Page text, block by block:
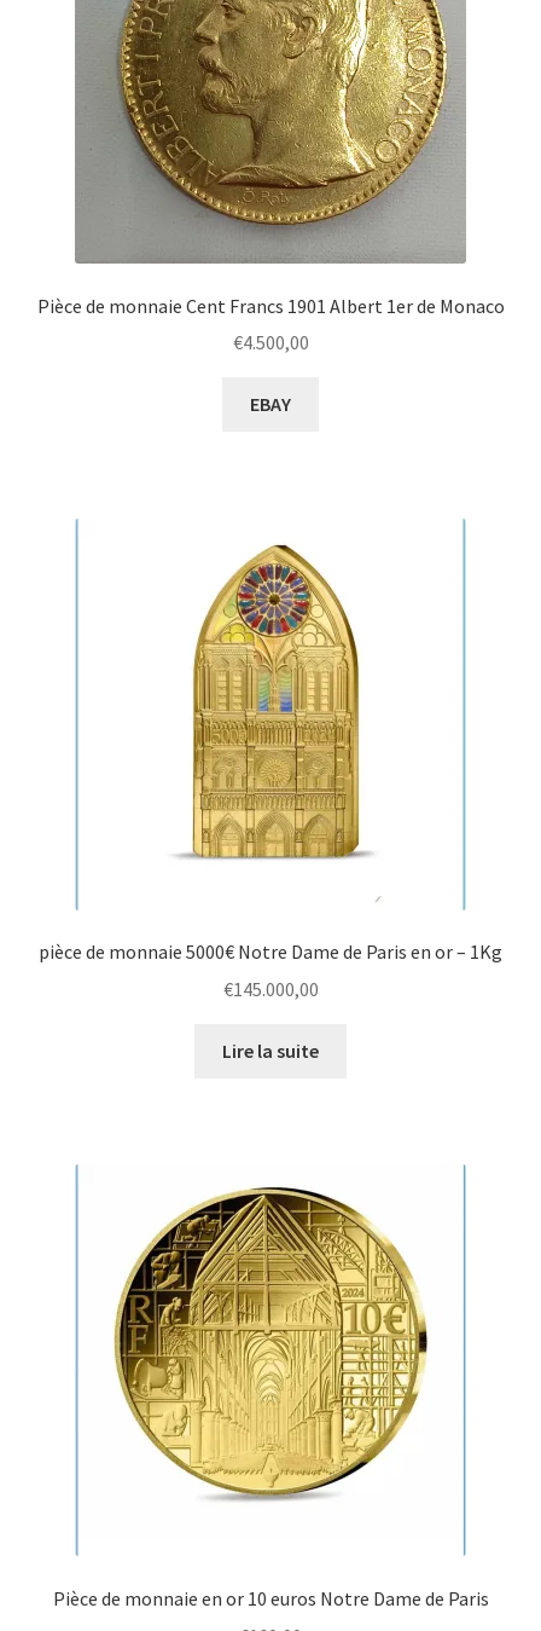
Pièce de monnaie Cent Francs 1901 Albert 1er de Monaco
€4.500,00
EBAY
pièce de monnaie 5000€ Notre Dame de Paris en or – 1Kg
€145.000,00
Lire la suite
Pièce de monnaie en or 10 euros Notre Dame de Paris